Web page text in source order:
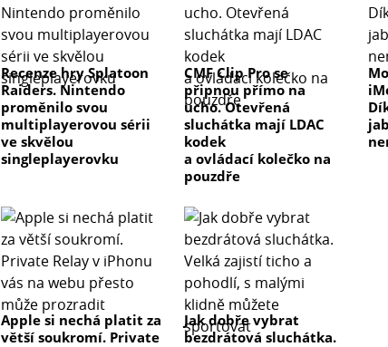
Recenze hry Splatoon
Raiders. Nintendo
proměnilo svou
multiplayerovou sérii
ve skvělou
singleplayerovku
CMF Clip Pro se
připnou přímo na
ucho. Otevřená
sluchátka mají LDAC
kodek
a ovládací kolečko na
pouzdře
Apple si nechá platit za
větší soukromí. Private
Jak dobře vybrat
bezdrátová sluchátka.